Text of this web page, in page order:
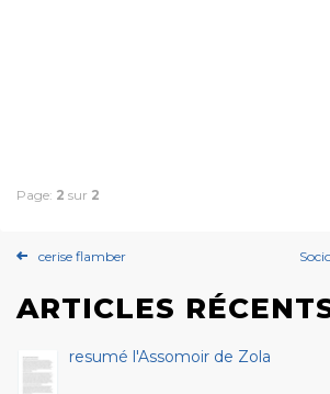
Page: 2 sur 2
cerise flamber
ARTICLES
resumé l'Assomoir de Zola